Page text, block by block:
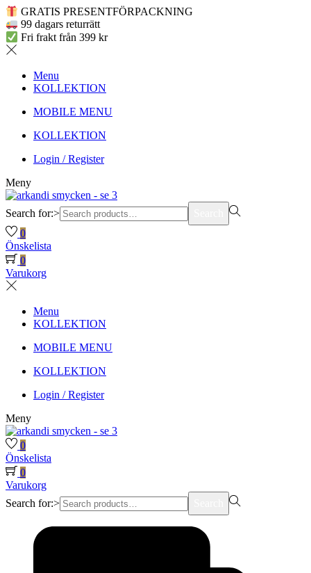
GRATIS PRESENTFÖRPACKNING
99 dagars returrätt
Fri frakt från 399 kr
Menu
KOLLEKTION
MOBILE MENU
KOLLEKTION
Login / Register
Meny
Search for:>
0
Önskelista
0
Varukorg
Menu
KOLLEKTION
MOBILE MENU
KOLLEKTION
Login / Register
Meny
0
Önskelista
0
Varukorg
Search for:>